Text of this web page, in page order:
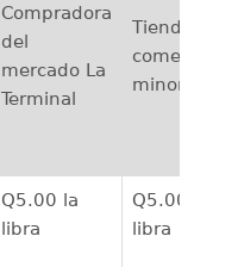
Compradora
del
mercado La
Terminal
Tiendas y
comercios
minoristas
Q5.00 la
libra
Q5.00 la
libra